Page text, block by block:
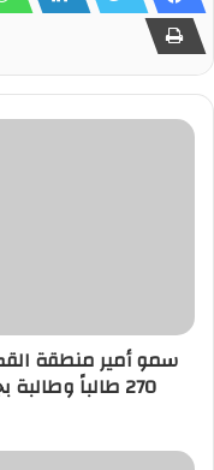
سمو أمير منطقة